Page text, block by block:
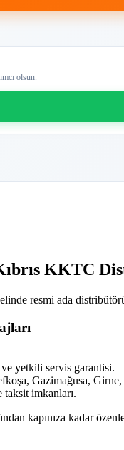
olsun.
KKTC
resmi ada
yetkili servis garantisi.
Gazimağusa, Girne,
taksit imkanları.
kapınıza kadar özenle